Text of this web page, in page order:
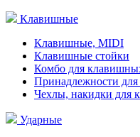
Клавишные
Клавишные, MIDI
Клавишные стойки
Комбо для
Принадлежности
Чехлы, накидки для
Ударные